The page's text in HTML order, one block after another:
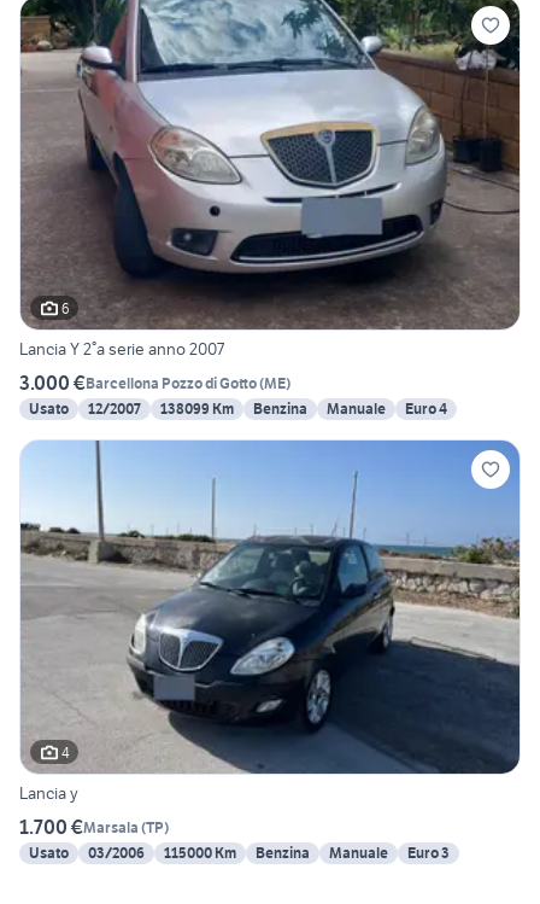
6
Lancia Y 2°a serie anno 2007
3.000 €Barcellona Pozzo di Gotto(ME)
Usato
12/2007 138099 Km Benzina Manuale Euro 4
4
Lancia y
1.700 €Marsala (TP)
Usato
03/2006 115000 Km Benzina Manuale Euro 3